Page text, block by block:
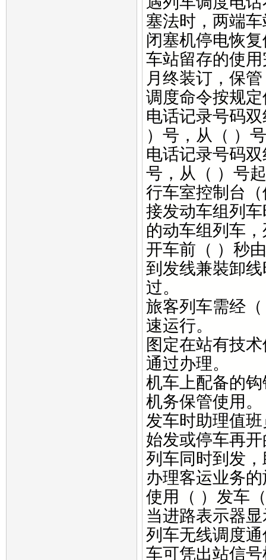
塞法时，两端
闭塞机停电恢
车站留存的使
月终装订，保
调度命令按规
电话记录号码
）号，从（ ）
电话记录号码
号，从（ ）号
行车室控制台
接发动车组列
的动车组列车
开车前（ ）秒
到发线兼裝卸
过。
旅客列车需经
速运行。
图定在站有技
通过办理。
机车上配备的
机务保管使用。
发车时助理值
始发或停车再
列车同时到发
办理客运业务
使用（ ）发车
当进路表示器
列车无线调度
车可凭出站信